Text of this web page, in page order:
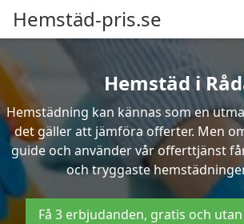
Hemstäd-pris.se
Hemstäd i
Hemstädning kan kännas som en
det gäller att jämföra offerter. Men
guide och använder vår offerttjänst
och tryggaste
Få 3 erbjudanden, gratis och